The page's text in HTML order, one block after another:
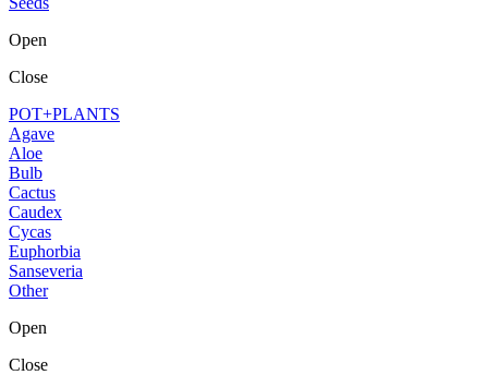
Open
Close
POT+PLANTS
Agave
Aloe
Bulb
Cactus
Caudex
Cycas
Euphorbia
Sanseveria
Other
Open
Close